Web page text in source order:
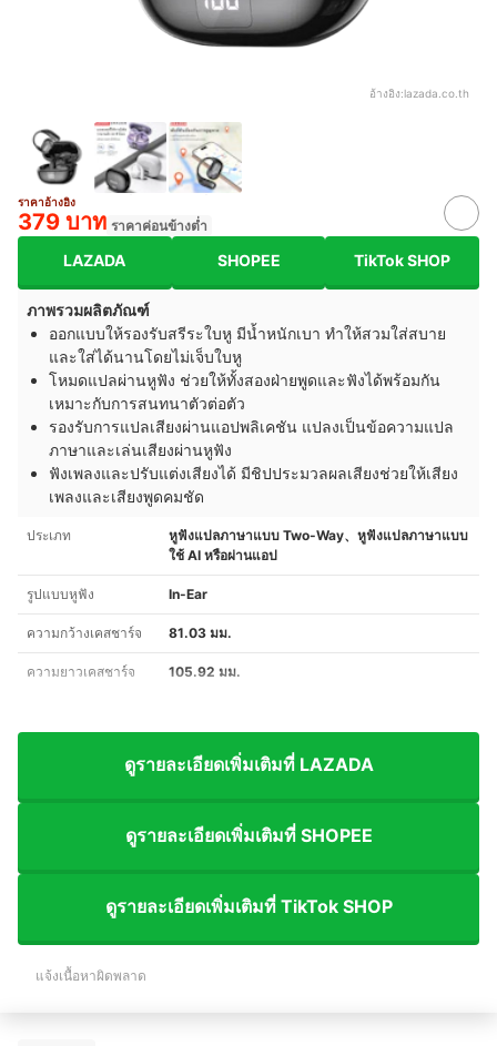
อ้างอิง:lazada.co.th
ราคาอ้างอิง
379 บาท ราคาค่อนข้างต่ำ
LAZADA SHOPEE TikTok SHOP
ภาพรวมผลิตภัณฑ์
ออกแบบให้รองรับสรีระใบหู มีน้ำหนักเบา ทำให้สวมใส่สบาย
และใส่ได้นานโดยไม่เจ็บใบหู
โหมดแปลผ่านหูฟัง ช่วยให้ทั้งสองฝ่ายพูดและฟังได้พร้อมกัน
เหมาะกับการสนทนาตัวต่อตัว
รองรับการแปลเสียงผ่านแอปพลิเคชัน แปลงเป็นข้อความแปล
ภาษาและเล่นเสียงผ่านหูฟัง
ฟังเพลงและปรับแต่งเสียงได้ มีชิปประมวลผลเสียงช่วยให้เสียง
เพลงและเสียงพูดคมชัด
ประเภท
หูฟังแปลภาษาแบบ Two-Way、หูฟังแปลภาษาแบบ
ใช้ AI หรือผ่านแอป
รูปแบบหูฟัง In-Ear
ความกว้างเคสชาร์จ 81.03 มม.
ความยาวเคสชาร์จ 105.92 มม.
ดูรายละเอียดเพิ่มเติมที่ LAZADA
ดูรายละเอียดเพิ่มเติมที่ SHOPEE
ดูรายละเอียดเพิ่มเติมที่ TikTok SHOP
แจ้งเนื้อหาผิดพลาด